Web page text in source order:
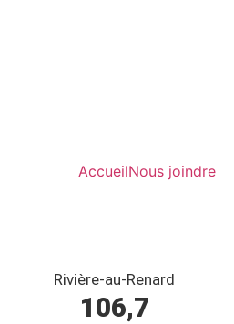
AccueilNous joindre
Rivière-au-Renard
106,7